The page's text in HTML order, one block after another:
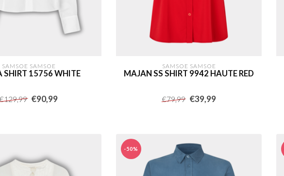
SAMSOE SAMSOE
SHIRT 15756 WHITE
€129,99 €90,99
SAMSOE SAMSOE
MAJAN SS SHIRT 9942 HAUTE RED
€79,99 €39,99
-50%